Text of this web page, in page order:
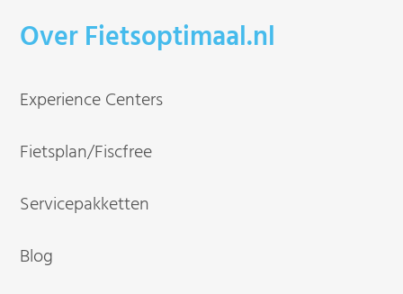
Over Fietsoptimaal.nl
Experience Centers
Fietsplan/Fiscfree
Servicepakketten
Blog